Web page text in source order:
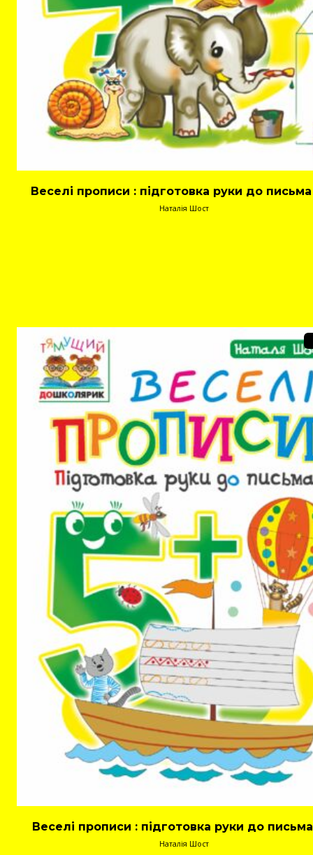
Веселі прописи : підготовка руки до
Наталія Шост
Веселі прописи : підготовка руки до
Наталія Шост